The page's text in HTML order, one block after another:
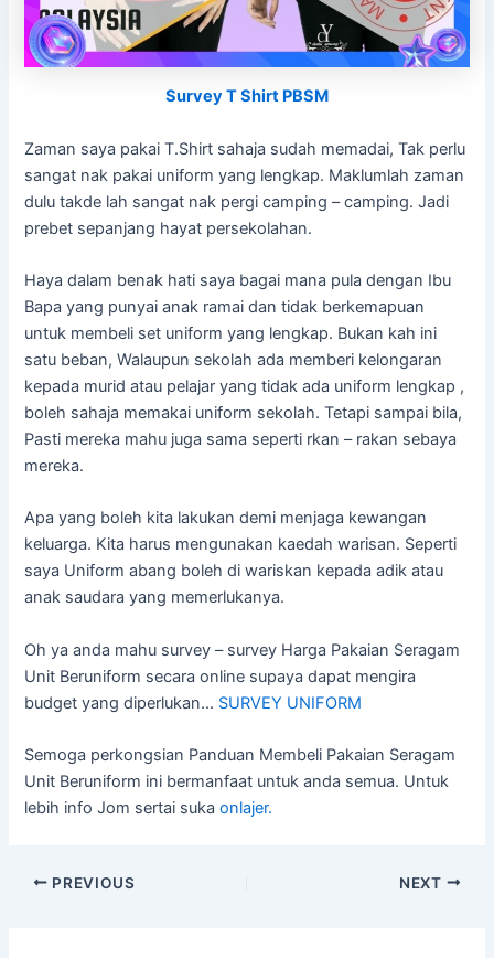
Survey T Shirt PBSM
Zaman saya pakai T.Shirt sahaja sudah memadai, Tak perlu
sangat nak pakai uniform yang lengkap. Maklumlah zaman
dulu takde lah sangat nak pergi camping – camping. Jadi
prebet sepanjang hayat persekolahan.
Haya dalam benak hati saya bagai mana pula dengan Ibu
Bapa yang punyai anak ramai dan tidak berkemapuan
untuk membeli set uniform yang lengkap. Bukan kah ini
satu beban, Walaupun sekolah ada memberi kelongaran
kepada murid atau pelajar yang tidak ada uniform lengkap ,
boleh sahaja memakai uniform sekolah. Tetapi sampai bila,
Pasti mereka mahu juga sama seperti rkan – rakan sebaya
mereka.
Apa yang boleh kita lakukan demi menjaga kewangan
keluarga. Kita harus mengunakan kaedah warisan. Seperti
saya Uniform abang boleh di wariskan kepada adik atau
anak saudara yang memerlukanya.
Oh ya anda mahu survey – survey Harga Pakaian Seragam
Unit Beruniform secara online supaya dapat mengira
budget yang diperlukan… SURVEY UNIFORM
Semoga perkongsian Panduan Membeli Pakaian Seragam
Unit Beruniform ini bermanfaat untuk anda semua. Untuk
lebih info Jom sertai suka onlajer.
PREVIOUS NEXT